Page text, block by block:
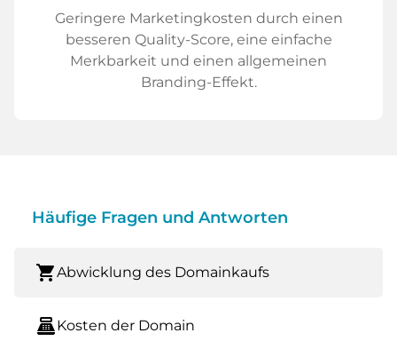
Geringere Marketingkosten durch einen
besseren Quality-Score, eine einfache
Merkbarkeit und einen allgemeinen
Branding-Effekt.
Häufige Fragen und Antworten
shopping_cartAbwicklung des Domainkaufs
point_of_saleKosten der Domain